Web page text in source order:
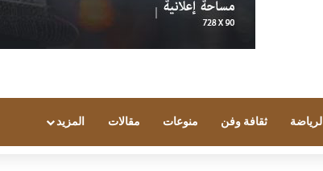
الرياضة ثقافة وفن منوعات مقالات المزيد